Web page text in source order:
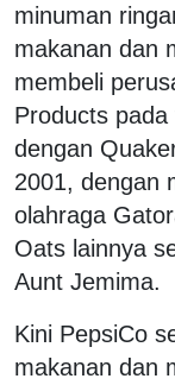
minuman
makanan dan
membeli
Products
dengan
2001, dengan
olahraga
Oats lainnya
Aunt Jemima.
Kini PepsiCo
makanan dan